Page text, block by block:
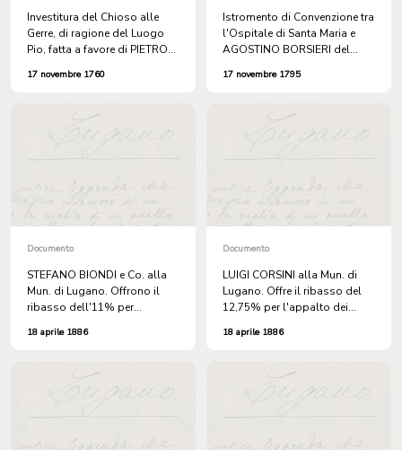
Investitura del Chioso alle
Gerre, di ragione del Luogo
Pio, fatta a favore di PIETRO
Molino Nuovo.
17 novembre 1760
Istromento di Convenzione tra
l'Ospitale di Santa Maria e
AGOSTINO BORSIERI del
ad allevare GIOVANNINA,
17 novembre 1795
Documento
STEFANO BIONDI e Co. alla
Mun. di Lugano. Offrono il
ribasso dell'11% per
Strada al Molino Nuovo.
18 aprile 1886
Documento
LUIGI CORSINI alla Mun. di
Lugano. Offre il ribasso del
12,75% per l'appalto dei
Strada del Molino Nuovo e
18 aprile 1886